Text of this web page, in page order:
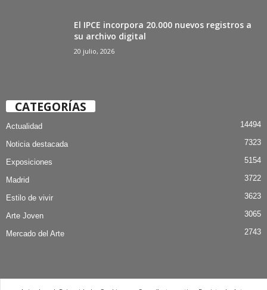
El IPCE incorpora 20.000 nuevos registros a
su archivo digital
20 julio, 2026
CATEGORÍAS
Actualidad 14494
Noticia destacada 7323
Exposiciones 5154
Madrid 3722
Estilo de vivir 3623
Arte Joven 3065
Mercado del Arte 2743